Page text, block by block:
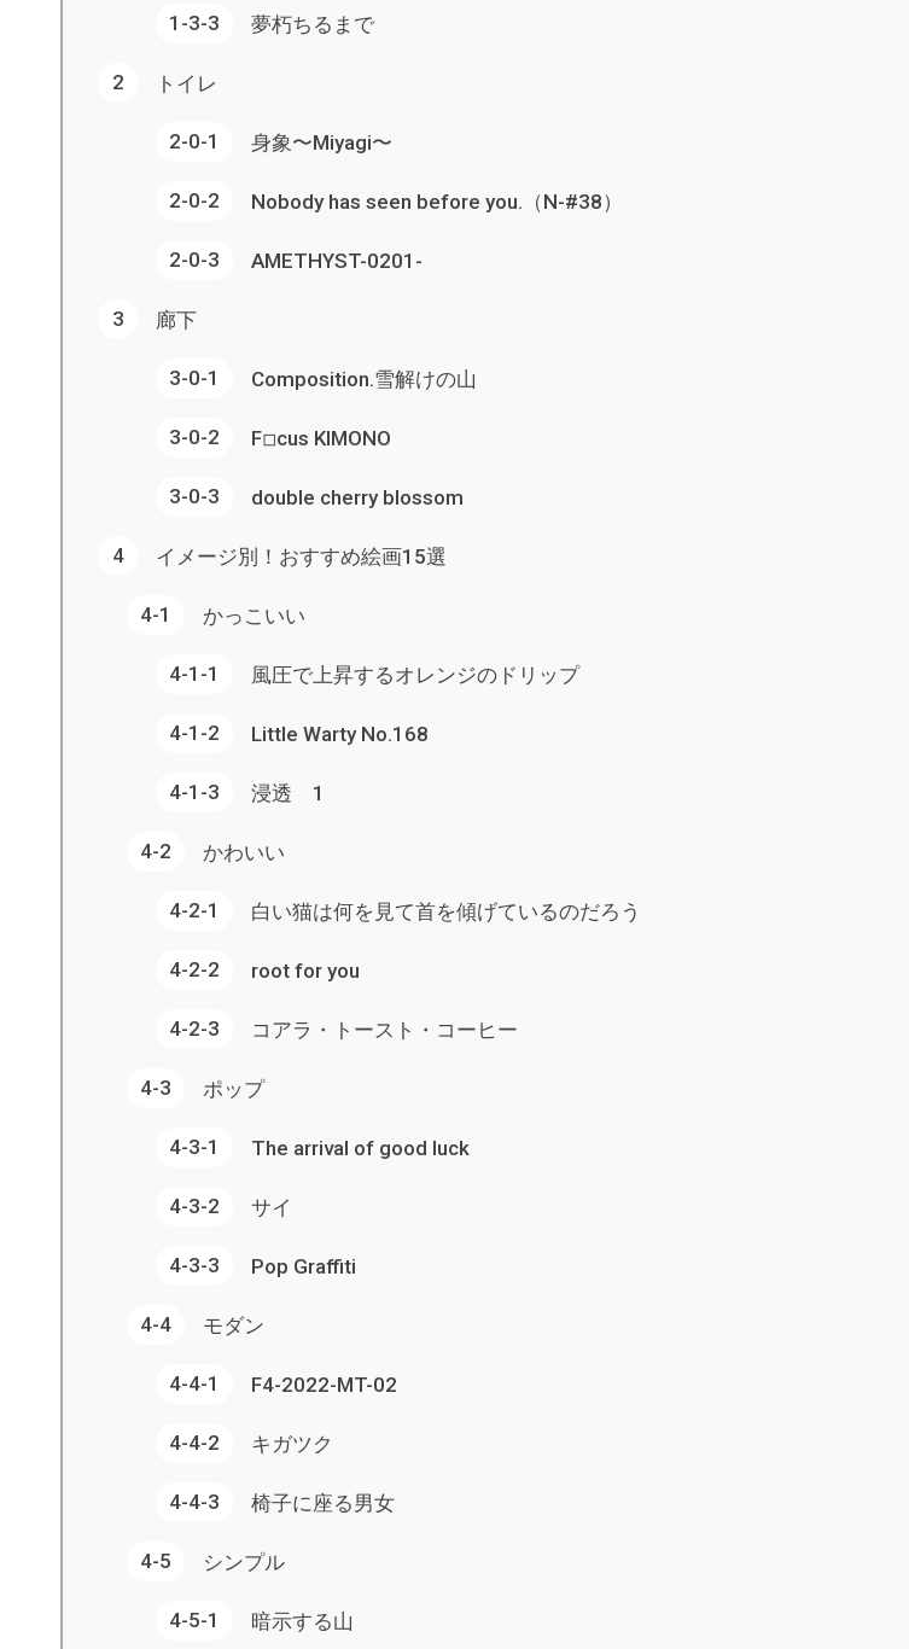
夢朽ちるまで
トイレ
身象〜Miyagi〜
Nobody has seen before you.（N-#38）
AMETHYST-0201-
廊下
Composition.雪解けの山
F◽︎cus KIMONO
double cherry blossom
イメージ別！おすすめ絵画15選
かっこいい
風圧で上昇するオレンジのドリップ
Little Warty No.168
浸透 1
かわいい
白い猫は何を見て首を傾げているのだろう
root for you
コアラ・トースト・コーヒー
ポップ
The arrival of good luck
サイ
Pop Graffiti
モダン
F4-2022-MT-02
キガツク
椅子に座る男女
シンプル
暗示する山